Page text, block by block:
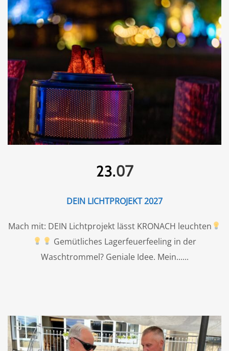
23.07
DEIN LICHTPROJEKT 2027
Mach mit: DEIN Lichtprojekt lässt KRONACH leuchten
Gemütliches Lagerfeuerfeeling in der
Waschtrommel? Geniale Idee. Mein...